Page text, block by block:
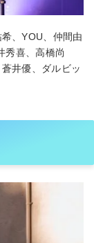
、YOU、仲間由
秀喜、高橋尚
井優、ダルビッ